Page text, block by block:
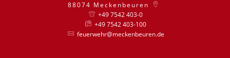
88074 Meckenbeuren
+49 7542 403-0
+49 7542 403-100
feuerwehr@meckenbeuren.de